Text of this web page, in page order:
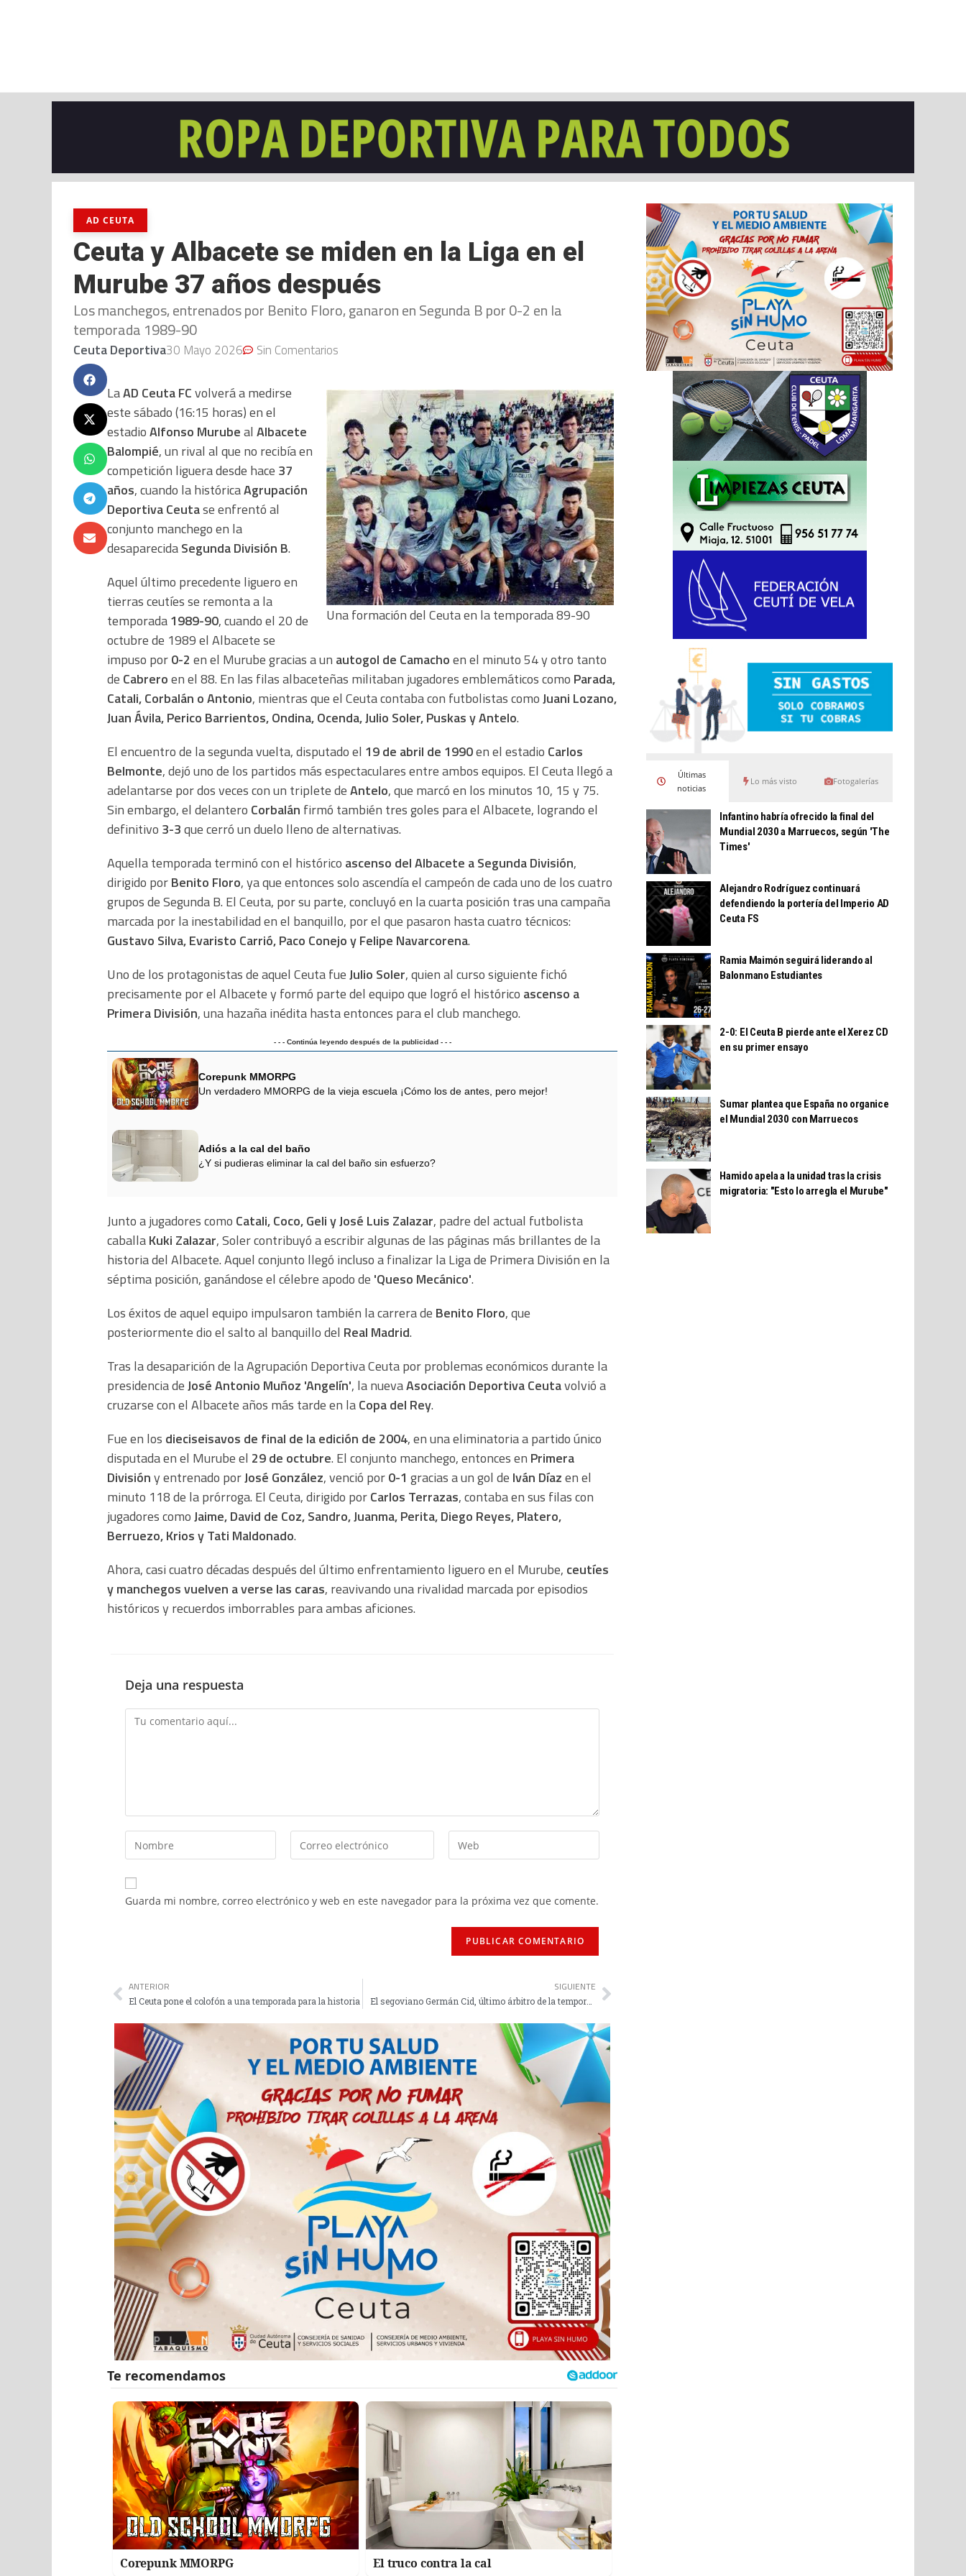
AD CEUTA
Ceuta y Albacete se miden en la Liga en el
Murube 37 años después
Los manchegos, entrenados por Benito Floro, ganaron en Segunda B por 0-2 en la
temporada 1989-90
Ceuta Deportiva30 Mayo 2026 Sin Comentarios
Una formación del Ceuta en la temporada 89-90
LaAD Ceuta FCvolverá a medirse
este sábado (16:15 horas) en el
estadioAlfonso Murubeal Albacete
Balompié, un rival al que no recibía en
competición liguera desde hace 37
años, cuando la históricaAgrupación
Deportiva Ceutase enfrentó al
conjunto manchego en la
desaparecidaSegunda División B.
Aquel último precedente liguero en
tierras ceutíes se remonta a la
temporada1989-90, cuando el 20 de
octubre de 1989 el Albacete se
impuso por0-2 en el Murube gracias a un autogol de Camachoen el minuto 54 y otro tanto
de Cabreroen el 88. En las filas albaceteñas militaban jugadores emblemáticos como Parada,
Catali, Corbalán o Antonio, mientras que el Ceuta contaba con futbolistas comoJuani Lozano,
Juan Ávila, Perico Barrientos, Ondina, Ocenda, Julio Soler, Puskas y Antelo.
El encuentro de la segunda vuelta, disputado el 19 de abril de 1990en el estadio Carlos
Belmonte, dejó uno de los partidos más espectaculares entre ambos equipos. El Ceuta llegó a
adelantarse por dos veces con un triplete deAntelo, que marcó en los minutos 10, 15 y 75.
Sin embargo, el delantero Corbalán firmó también tres goles para el Albacete, logrando el
definitivo 3-3que cerró un duelo lleno de alternativas.
Aquella temporada terminó con el histórico ascenso del Albacete a Segunda División,
dirigido porBenito Floro, ya que entonces solo ascendía el campeón de cada uno de los cuatro
grupos de Segunda B. El Ceuta, por su parte, concluyó en la cuarta posición tras una campaña
marcada por la inestabilidad en el banquillo, por el que pasaron hasta cuatro técnicos:
Gustavo Silva, Evaristo Carrió, Paco Conejo y Felipe Navarcorena.
Uno de los protagonistas de aquel Ceuta fueJulio Soler, quien al curso siguiente fichó
precisamente por el Albacete y formó parte del equipo que logró el histórico ascenso a
Primera División, una hazaña inédita hasta entonces para el club manchego.
- - - Continúa leyendo después de la publicidad - - -
Corepunk MMORPG
Un verdadero MMORPG de la vieja escuela ¡Cómo los de antes, pero mejor!
Adiós a la cal del baño
¿Y si pudieras eliminar la cal del baño sin esfuerzo?
Junto a jugadores como Catali, Coco, Geli y José Luis Zalazar, padre del actual futbolista
caballaKuki Zalazar, Soler contribuyó a escribir algunas de las páginas más brillantes de la
historia del Albacete. Aquel conjunto llegó incluso a finalizar la Liga de Primera División en la
séptima posición, ganándose el célebre apodo de 'Queso Mecánico'.
Los éxitos de aquel equipo impulsaron también la carrera de Benito Floro, que
posteriormente dio el salto al banquillo del Real Madrid.
Tras la desaparición de la Agrupación Deportiva Ceuta por problemas económicos durante la
presidencia deJosé Antonio Muñoz 'Angelín', la nuevaAsociación Deportiva Ceutavolvió a
cruzarse con el Albacete años más tarde en laCopa del Rey.
Fue en los dieciseisavos de final de la edición de 2004, en una eliminatoria a partido único
disputada en el Murube el 29 de octubre. El conjunto manchego, entonces en Primera
Divisióny entrenado porJosé González, venció por0-1 gracias a un gol de Iván Díazen el
minuto 118 de la prórroga. El Ceuta, dirigido porCarlos Terrazas, contaba en sus filas con
jugadores comoJaime, David de Coz, Sandro, Juanma, Perita, Diego Reyes, Platero,
Berruezo, Krios y Tati Maldonado.
Ahora, casi cuatro décadas después del último enfrentamiento liguero en el Murube, ceutíes
y manchegos vuelven a verse las caras, reavivando una rivalidad marcada por episodios
históricos y recuerdos imborrables para ambas aficiones.
Deja una respuesta
Guarda mi nombre, correo electrónico y web en este navegador para la próxima vez que comente.
ANTERIOR
El Ceuta pone el colofón a una temporada para la historia
SIGUIENTE
El segoviano Germán Cid, último árbitro de la temporada en el Murube
Corepunk MMORPG El truco contra la cal
Últimas
noticias
Lo más visto Fotogalerías
Infantino habría ofrecido la final del
Mundial 2030 a Marruecos, según 'The
Times'
Alejandro Rodríguez continuará
defendiendo la portería del Imperio AD
Ceuta FS
Ramia Maimón seguirá liderando al
Balonmano Estudiantes
2-0: El Ceuta B pierde ante el Xerez CD
en su primer ensayo
Sumar plantea que España no organice
el Mundial 2030 con Marruecos
Hamido apela a la unidad tras la crisis
migratoria: "Esto lo arregla el Murube"